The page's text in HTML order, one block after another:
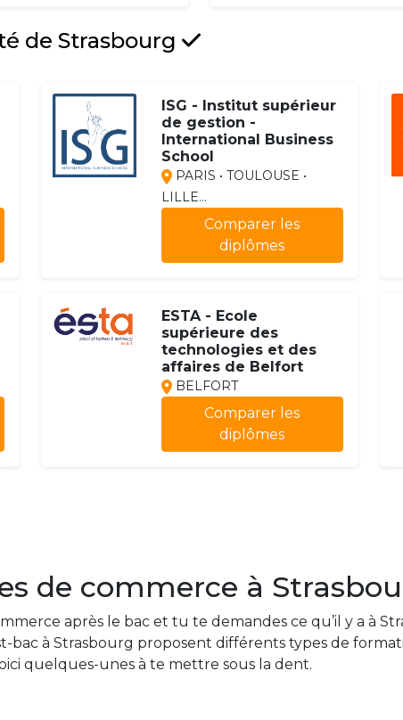
de Strasbourg
ISG - Institut supérieur
de gestion -
International Business
School
PARIS • TOULOUSE •
LILLE...
Comparer les
diplômes
ESTA - Ecole
supérieure des
technologies et des
affaires de Belfort
BELFORT
Comparer les
diplômes
de commerce à
après le bac et tu te demandes ce qu’il y a à
bac à Strasbourg proposent différents types de
quelques-unes à te mettre sous la dent.